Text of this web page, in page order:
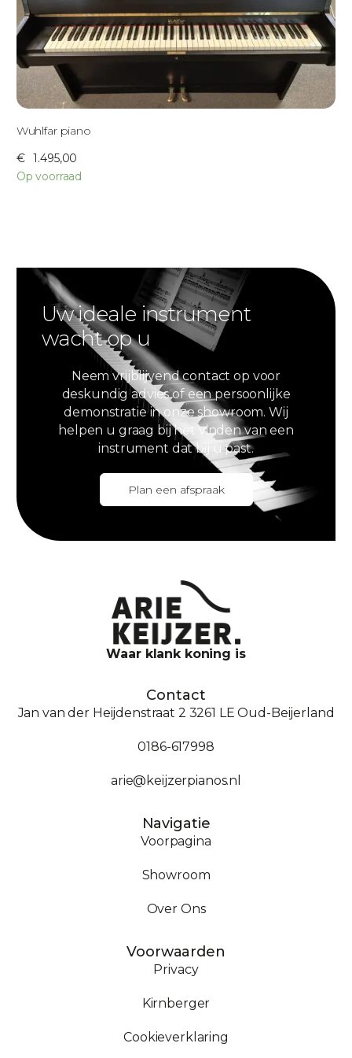
Wuhlfar piano
€ 1.495,00
Op voorraad
Uw ideale instrument
wacht op u
Neem vrijblijvend contact op voor
deskundig advies of een persoonlijke
demonstratie in onze showroom. Wij
helpen u graag bij het vinden van een
instrument dat bij u past.
Plan een afspraak
Waar klank koning is
Contact
Jan van der Heijdenstraat 2 3261 LE Oud-Beijerland
0186-617998
arie@keijzerpianos.nl
Navigatie
Voorpagina
Showroom
Over Ons
Voorwaarden
Privacy
Kirnberger
Cookieverklaring